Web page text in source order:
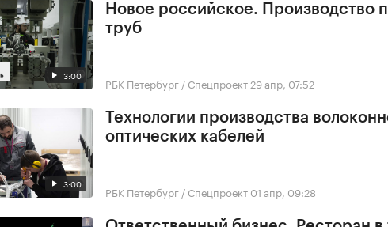
3:00
Новое российское. Производство
труб
РБК Петербург / Спецпроект 29 апр, 07:52
3:00
Технологии производства
оптических кабелей
РБК Петербург / Спецпроект 01 апр, 09:28